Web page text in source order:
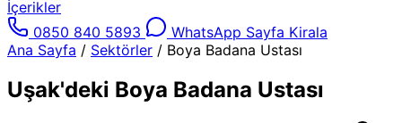
İçerikler
0850 840 5893
WhatsApp Sayfa Kirala
Ana Sayfa / Sektörler / Boya Badana Ustası
Uşak'deki Boya Badana Ustası